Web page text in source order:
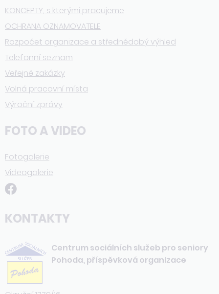
KONCEPTY, s kterými pracujeme
OCHRANA OZNAMOVATELE
Rozpočet organizace a střednědobý výhled
Telefonní seznam
Veřejné zakázky
Volná pracovní místa
Výroční zprávy
FOTO A VIDEO
Fotogalerie
Videogalerie
KONTAKTY
Centrum sociálních služeb pro seniory
Pohoda, příspěvková organizace